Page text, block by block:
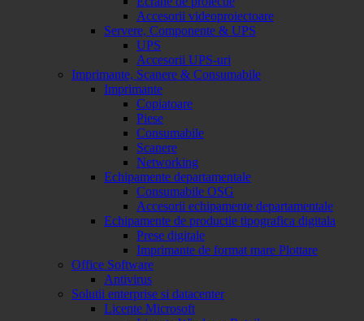
Accesorii videoproiectoare
Servere, Componente & UPS
UPS
Accesorii UPS-uri
Imprimante, Scanere & Consumabile
Imprimante
Copiatoare
Piese
Consumabile
Scanere
Networking
Echipamente departamentale
Consumabile OSG
Accesorii echipamente departamentale
Echipamente de productie tipografica digitala
Prese digitale
Imprimante de format mare Plottare
Office Software
Antivirus
Solutii enterprise si datacenter
Licente Microsoft